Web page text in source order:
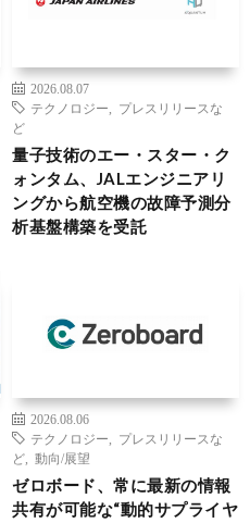
2026.08.07
テクノロジー
プレスリリースな
ど
量子技術のエー・スター・ク
ォンタム、JALエンジニアリ
ングから航空機の故障予測分
析基盤構築を受託
2026.08.06
テクノロジー
プレスリリースな
ど
動向/展望
ゼロボード、常に最新の情報
共有が可能な“動的サプライヤ